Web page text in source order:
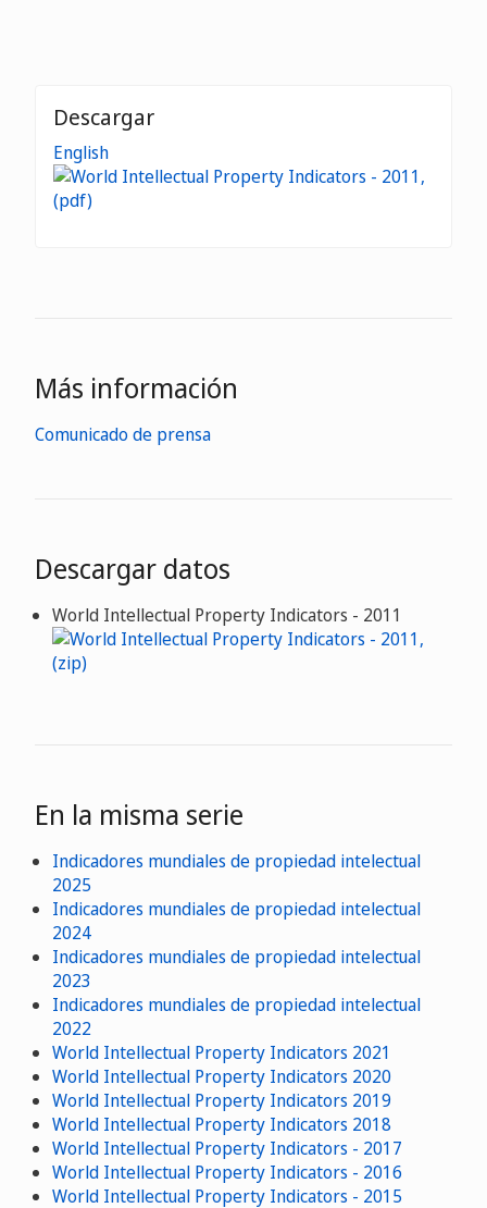
Descargar
English
Más información
Comunicado de prensa
Descargar datos
World Intellectual Property Indicators - 2011
En la misma serie
Indicadores mundiales de propiedad intelectual
2025
Indicadores mundiales de propiedad intelectual
2024
Indicadores mundiales de propiedad intelectual
2023
Indicadores mundiales de propiedad intelectual
2022
World Intellectual Property Indicators 2021
World Intellectual Property Indicators 2020
World Intellectual Property Indicators 2019
World Intellectual Property Indicators 2018
World Intellectual Property Indicators - 2017
World Intellectual Property Indicators - 2016
World Intellectual Property Indicators - 2015